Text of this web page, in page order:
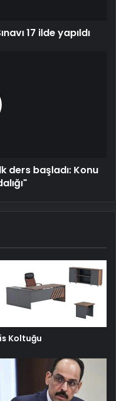
17 ilde yapıldı
ders başladı: Konu
Koltuğu